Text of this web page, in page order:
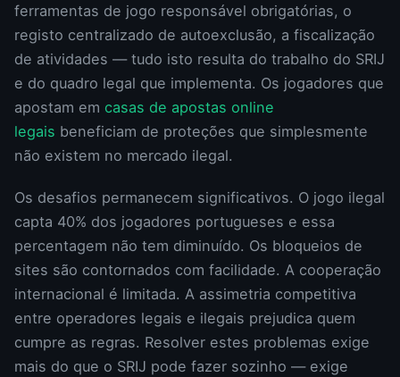
ferramentas de jogo responsável obrigatórias, o
registo centralizado de autoexclusão, a fiscalização
de atividades — tudo isto resulta do trabalho do SRIJ
e do quadro legal que implementa. Os jogadores que
apostam em casas de apostas online
legais beneficiam de proteções que simplesmente
não existem no mercado ilegal.
Os desafios permanecem significativos. O jogo ilegal
capta 40% dos jogadores portugueses e essa
percentagem não tem diminuído. Os bloqueios de
sites são contornados com facilidade. A cooperação
internacional é limitada. A assimetria competitiva
entre operadores legais e ilegais prejudica quem
cumpre as regras. Resolver estes problemas exige
mais do que o SRIJ pode fazer sozinho — exige